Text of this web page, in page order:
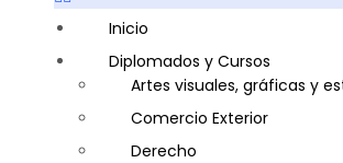
Telemarketing
Ventas de Productos y
Visitador Médico
Inicio
Diplomados y Cursos
Artes visuales, gráficas y
Comercio Exterior
Derecho